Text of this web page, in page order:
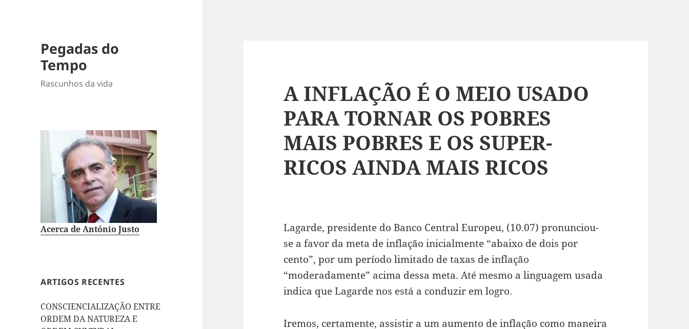
Pegadas do
Tempo
Rascunhos da vida
Acerca de António Justo
ARTIGOS RECENTES
CONSCIENCIALIZAÇÃO ENTRE
ORDEM DA NATUREZA E
A INFLAÇÃO É O MEIO USADO
PARA TORNAR OS POBRES
MAIS POBRES E OS SUPER-
RICOS AINDA MAIS RICOS
Lagarde, presidente do Banco Central Europeu, (10.07) pronunciou-
se a favor da meta de inflação inicialmente “abaixo de dois por
cento”, por um período limitado de taxas de inflação
“moderadamente” acima dessa meta. Até mesmo a linguagem usada
indica que Lagarde nos está a conduzir em logro.
Iremos, certamente, assistir a um aumento de inflação como maneira